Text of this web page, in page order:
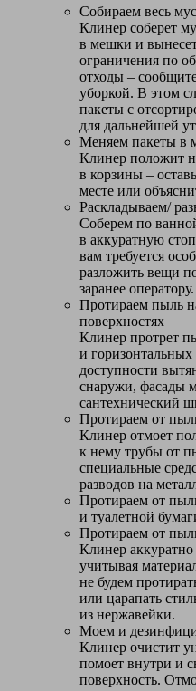
Собираем весь
Клинер соберет
в мешки и
ограничения по
отходы –
уборкой. В этом
пакеты с
для дальнейшей
Меняем пакеты в
Клинер положит
в корзины –
месте или
Раскладываем/
Соберем по
в аккуратную
вам требуется
разложить вещи
заранее оператору.
Протираем пыль
поверхностях
Клинер протрет
и горизонтальных
доступности
снаружи, фасады
сантехнический
Протираем от
Клинер отмоет
к нему трубы от
специальные
разводов на
Протираем от
и туалетной
Протираем от
Клинер
учитывая
не будем
или царапать
из нержавейки.
Моем и
Клинер очистит
помоет внутри и
поверхность.